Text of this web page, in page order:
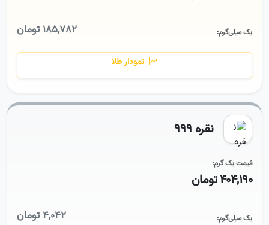
یک میلی‌گرم: ۱۸۵,۷۸۲ تومان
نمودار طلا
نقره ۹۹۹
قیمت یک گرم:
۴۰۴,۱۹۰ تومان
یک میلی‌گرم: ۴,۰۴۲ تومان